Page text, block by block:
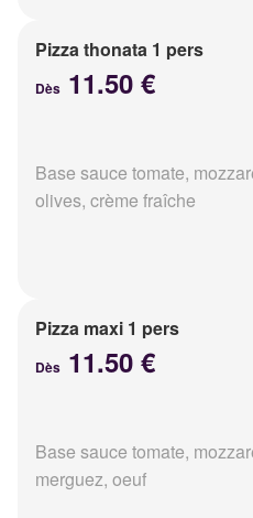
Pizza thonata 1 pers
Dès 11.50 €
Base sauce tomate,
olives, crème fraîche
Pizza maxi 1 pers
Dès 11.50 €
Base sauce tomate,
merguez, oeuf